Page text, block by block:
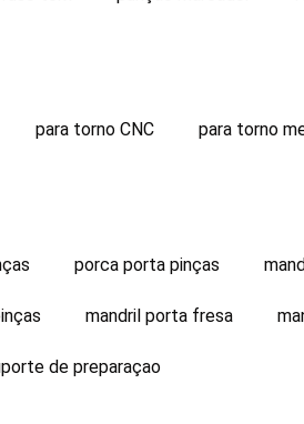
para torno CNC para torno
porca porta pinças
mandril porta fresa
de preparaçao